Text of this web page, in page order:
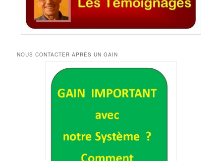
NOUS CONTACTER APRÈS UN GAIN